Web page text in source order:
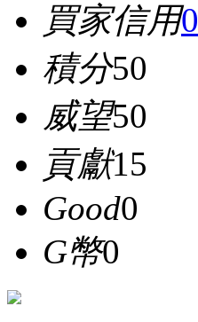
買家信用0
積分50
威望50
貢獻15
Good0
G幣0